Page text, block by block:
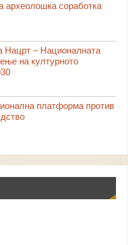
археолошка соработка
Нацрт – Националната
на културното
платформа против